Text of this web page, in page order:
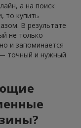
а на поиск
то купить
В результате
не только
и запоминается
точный и нужный